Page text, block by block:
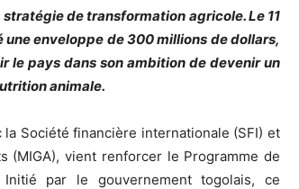
de transformation agricole. Le 11
une enveloppe de 300 millions de dollars,
le pays dans son ambition de devenir un
animale.
Société financière internationale (SFI) et
(MIGA), vient renforcer le Programme de
Initié par le gouvernement togolais, ce